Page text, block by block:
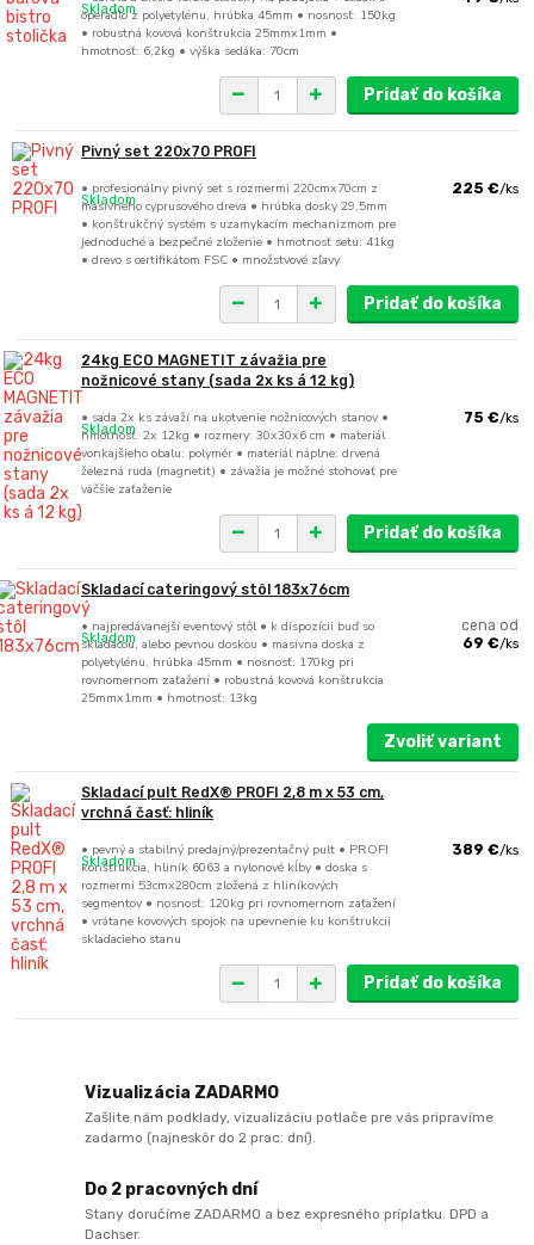
operadlo z polyetylénu, hrúbka 45mm • nosnosť: 150kg
• robustná kovová konštrukcia 25mmx1mm •
hmotnosť: 6,2kg • výška sedáka: 70cm
Skladom
Pridať do košíka
Pivný set 220x70 PROFI
• profesionálny pivný set s rozmermi 220cmx70cm z
masívneho cyprusového dreva • hrúbka dosky 29,5mm
• konštrukčný systém s uzamykacím mechanizmom pre
jednoduché a bezpečné zloženie • hmotnosť setu: 41kg
• drevo s certifikátom FSC • množstvové zľavy
225 €/ks
Skladom
Pridať do košíka
24kg ECO MAGNETIT závažia pre
nožnicové stany (sada 2x ks á 12 kg)
• sada 2x ks závaží na ukotvenie nožnicových stanov •
hmotnosť: 2x 12kg • rozmery: 30x30x6 cm • materiál
vonkajšieho obalu: polymér • materiál náplne: drvená
železná ruda (magnetit) • závažia je možné stohovať pre
väčšie zaťaženie
75 €/ks
Skladom
Pridať do košíka
Skladací cateringový stôl 183x76cm
• najpredávanejší eventový stôl • k dispozícii buď so
skladacou, alebo pevnou doskou • masívna doska z
polyetylénu, hrúbka 45mm • nosnosť: 170kg pri
rovnomernom zaťažení • robustná kovová konštrukcia
25mmx1mm • hmotnosť: 13kg
cena od
69 €/ks
Skladom
Zvoliť variant
Skladací pult RedX® PROFI 2,8 m x 53 cm,
vrchná časť: hliník
• pevný a stabilný predajný/prezentačný pult • PROFI
konštrukcia, hliník 6063 a nylonové kĺby • doska s
rozmermi 53cmx280cm zložená z hliníkových
segmentov • nosnosť: 120kg pri rovnomernom zaťažení
• vrátane kovových spojok na upevnenie ku konštrukcii
skladacieho stanu
389 €/ks
Skladom
Pridať do košíka
Vizualizácia ZADARMO
Zašlite nám podklady, vizualizáciu potlače pre vás pripravíme
zadarmo (najneskôr do 2 prac. dní).
Do 2 pracovných dní
Stany doručíme ZADARMO a bez expresného príplatku. DPD a
Dachser.